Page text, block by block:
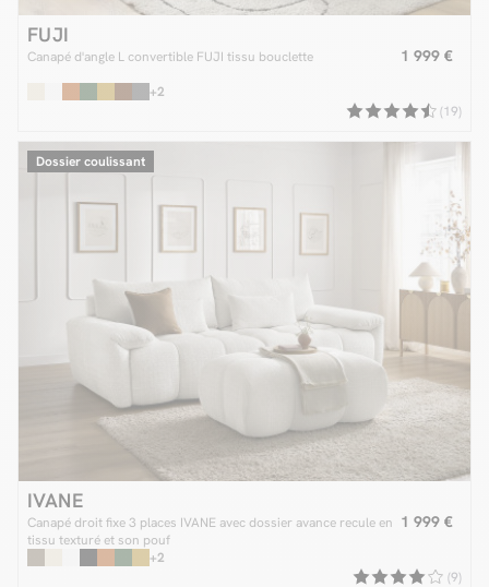
FUJI
Canapé d'angle L convertible FUJI tissu bouclette 1 999 €
+2
(19)
Dossier coulissant
IVANE
Canapé droit fixe 3 places IVANE avec dossier avance recule en
tissu texturé et son pouf
1 999 €
+2
(9)